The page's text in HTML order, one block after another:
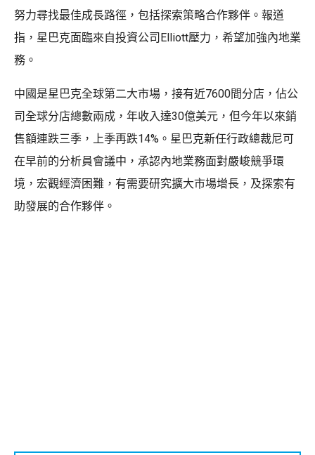
努力尋找最佳成長路徑，包括探索策略合作夥伴。報道
指，星巴克面臨來自投資公司Elliott壓力，希望加強內地業
務。
中國是星巴克全球第二大市場，接有近7600間分店，佔公
司全球分店總數兩成，年收入達30億美元，但今年以來銷
售額連跌三季，上季再跌14%。星巴克新任行政總裁尼可
在早前的分析員會議中，承認內地業務面對嚴峻競爭環
境，宏觀經濟困難，有需要研究擴大市場增長，及探索有
助發展的合作夥伴。